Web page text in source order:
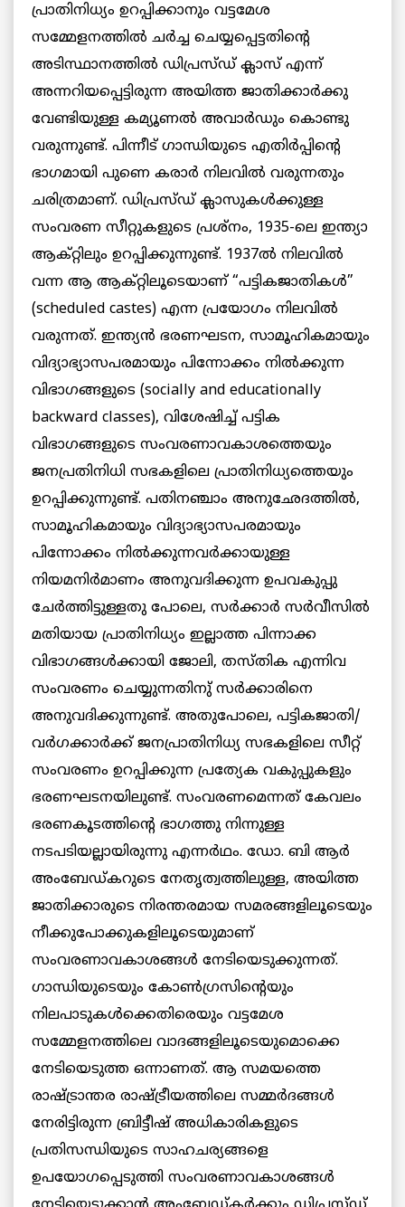
പ്രാതിനിധ്യം ഉറപ്പിക്കാനും വട്ടമേശ
സമ്മേളനത്തില്‍ ചര്‍ച്ച ചെയ്യപ്പെട്ടതിന്റെ
അടിസ്ഥാനത്തില്‍ ഡിപ്രസ്ഡ് ക്ലാസ് എന്ന്
അന്നറിയപ്പെട്ടിരുന്ന അയിത്ത ജാതിക്കാര്‍ക്കു
വേണ്ടിയുള്ള കമ്യൂണല്‍ അവാര്‍ഡും കൊണ്ടു
വരുന്നുണ്ട്. പിന്നീട് ഗാന്ധിയുടെ എതിർപ്പിന്റെ
ഭാഗമായി പുണെ കരാര്‍ നിലവില്‍ വരുന്നതും
ചരിത്രമാണ്. ഡിപ്രസ്ഡ് ക്ലാസുകള്‍ക്കുള്ള
സംവരണ സീറ്റുകളുടെ പ്രശ്നം, 1935-ലെ ഇന്ത്യാ
ആക്റ്റിലും ഉറപ്പിക്കുന്നുണ്ട്. 1937ല്‍ നിലവില്‍
വന്ന ആ ആക്റ്റിലൂടെയാണ് “പട്ടികജാതികള്‍”
(scheduled castes) എന്ന പ്രയോഗം നിലവില്‍
വരുന്നത്. ഇന്ത്യന്‍ ഭരണഘടന, സാമൂഹികമായും
വിദ്യാഭ്യാസപരമായും പിന്നോക്കം നില്‍ക്കുന്ന
വിഭാഗങ്ങളുടെ (socially and educationally
backward classes), വിശേഷിച്ച് പട്ടിക
വിഭാഗങ്ങളുടെ സംവരണാവകാശത്തെയും
ജനപ്രതിനിധി സഭകളിലെ പ്രാതിനിധ്യത്തെയും
ഉറപ്പിക്കുന്നുണ്ട്. പതിനഞ്ചാം അനുഛേദത്തില്‍,
സാമൂഹികമായും വിദ്യാഭ്യാസപരമായും
പിന്നോക്കം നില്‍ക്കുന്നവര്‍ക്കായുള്ള
നിയമനിര്‍മാണം അനുവദിക്കുന്ന ഉപവകുപ്പു
ചേര്‍ത്തിട്ടുള്ളതു പോലെ, സർക്കാർ സര്‍വീസില്‍
മതിയായ പ്രാതിനിധ്യം ഇല്ലാത്ത പിന്നാക്ക
വിഭാഗങ്ങള്‍ക്കായി ജോലി, തസ്തിക എന്നിവ
സംവരണം ചെയ്യുന്നതിനു് സര്‍ക്കാരിനെ
അനുവദിക്കുന്നുണ്ട്. അതുപോലെ, പട്ടികജാതി/
വര്‍ഗക്കാര്‍ക്ക് ജനപ്രാതിനിധ്യ സഭകളിലെ സീറ്റ്
സംവരണം ഉറപ്പിക്കുന്ന പ്രത്യേക വകുപ്പുകളും
ഭരണഘടനയിലുണ്ട്. സംവരണമെന്നത് കേവലം
ഭരണകൂടത്തിന്റെ ഭാഗത്തു നിന്നുള്ള
നടപടിയല്ലായിരുന്നു എന്നർഥം. ഡോ. ബി ആര്‍
അംബേഡ്കറുടെ നേതൃത്വത്തിലുള്ള, അയിത്ത
ജാതിക്കാരുടെ നിരന്തരമായ സമരങ്ങളിലൂടെയും
നീക്കുപോക്കുകളിലൂടെയുമാണ്
സംവരണാവകാശങ്ങള്‍ നേടിയെടുക്കുന്നത്.
ഗാന്ധിയുടെയും കോൺഗ്രസിന്റെയും
നിലപാടുകള്‍ക്കെതിരെയും വട്ടമേശ
സമ്മേളനത്തിലെ വാദങ്ങളിലൂടെയുമൊക്കെ
നേടിയെടുത്ത ഒന്നാണത്. ആ സമയത്തെ
രാഷ്ട്രാന്തര രാഷ്ട്രീയത്തിലെ സമ്മര്‍ദങ്ങള്‍
നേരിട്ടിരുന്ന ബ്രിട്ടീഷ് അധികാരികളുടെ
പ്രതിസന്ധിയുടെ സാഹചര്യങ്ങളെ
ഉപയോഗപ്പെടുത്തി സംവരണാവകാശങ്ങള്‍